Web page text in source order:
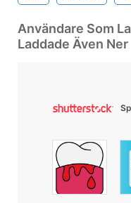
Användare Som
Laddade Även Ner